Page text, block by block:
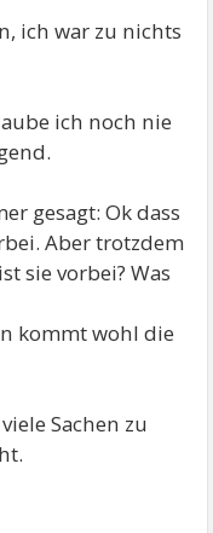
ich war zu nichts
ich noch nie
gesagt: Ok dass
Aber trotzdem
sie vorbei? Was
kommt wohl die
Sachen zu